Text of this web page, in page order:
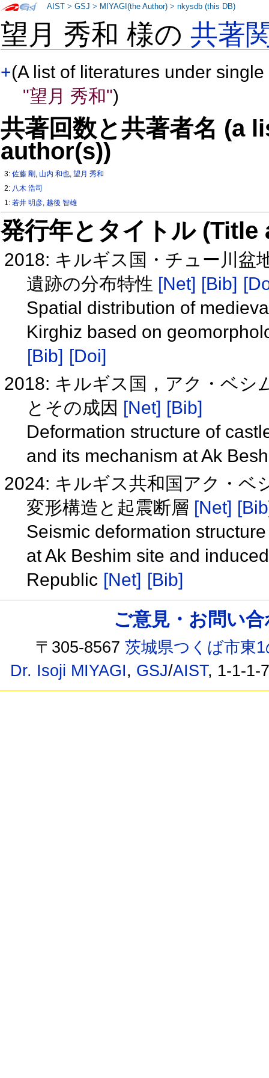
望月 秀和 様の共著
+(A list of literatures under
"望月 秀和")
共著回数と共著者名 (a
author(s))
3:佐藤 剛 , 山内 和也,望月 秀和
2: 八木 浩司
1:若井 明彦, 越後 智雄
発行年とタイトル
2018: キルギス国・チュー川盆
遺跡の分布特性 [Net] [Bib]
Spatial distribution of
Kirghiz based on
[Bib] [Doi]
2018: キルギス国，アク・ベシ
とその成因 [Net] [Bib]
Deformation structure of
and its mechanism at Ak
2024: キルギス共和国アク・ベ
変形構造と起震断層 [Net]
Seismic deformation
at Ak Beshim site and
Republic [Net] [Bib]
AIST >GSJ > MIYAGI(the Author) >nkysdb (this DB)
ご意見・お問い
〒305-8567茨城県つくば市東
Dr. Isoji MIYAGI, GSJ/AIST, 1-1-1-